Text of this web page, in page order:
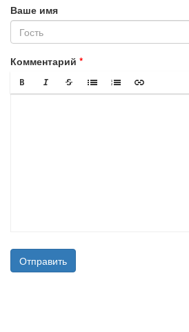
Ваше имя
Комментарий
Отправить